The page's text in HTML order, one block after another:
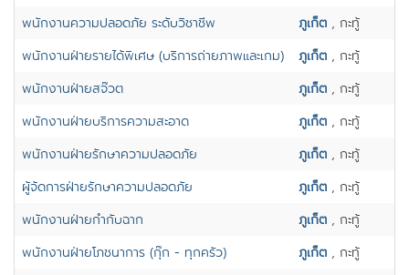
พนักงานความปลอดภัย ระดับวิชาชีพ
ภูเก็ต , กะทู้
พนักงานฝ่ายรายได้พิเศษ (บริการถ่ายภาพและเกม)
ภูเก็ต , กะทู้
พนักงานฝ่ายสจ๊วต
ภูเก็ต , กะทู้
พนักงานฝ่ายบริการความสะอาด
ภูเก็ต , กะทู้
พนักงานฝ่ายรักษาความปลอดภัย
ภูเก็ต , กะทู้
ผู้จ้ดการฝ่ายรักษาความปลอดภัย
ภูเก็ต , กะทู้
พนักงานฝ่ายกำกับฉาก
ภูเก็ต , กะทู้
พนักงานฝ่ายโภชนาการ (กุ๊ก - ทุกครัว)
ภูเก็ต , กะทู้